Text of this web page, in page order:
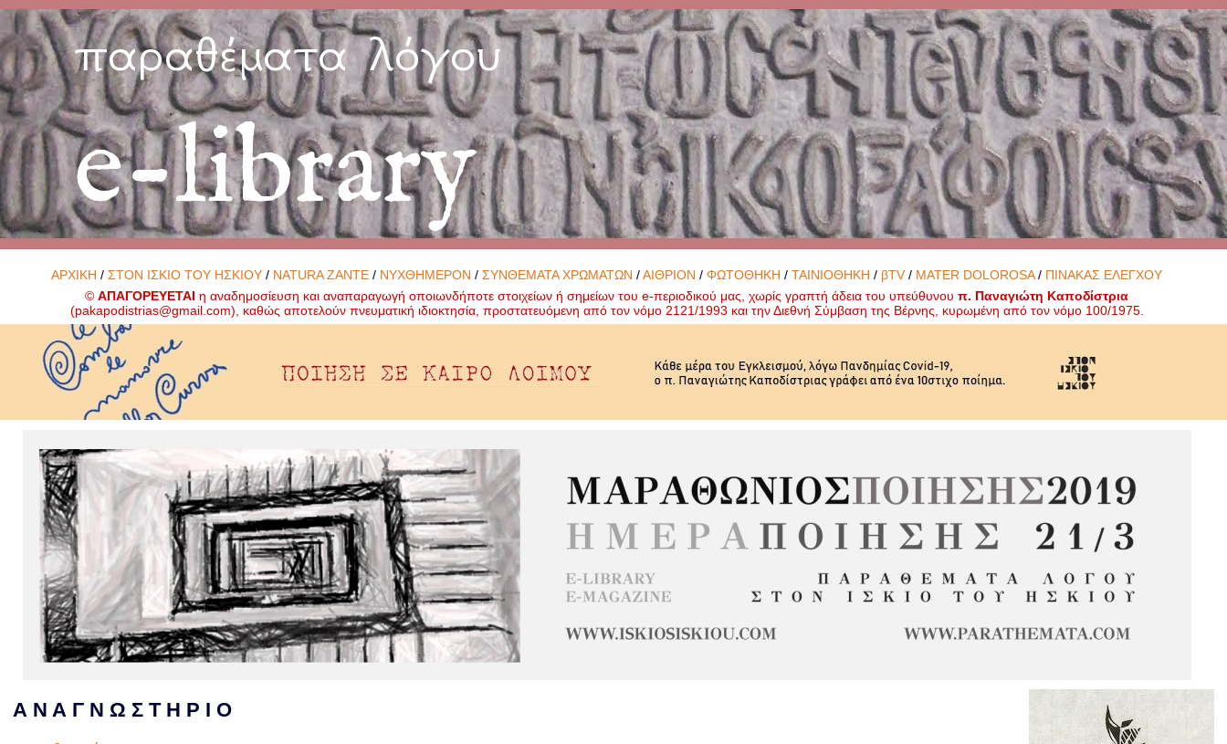
παραθέματα λόγου
e-library
ΑΡΧΙΚΗ /ΣΤΟΝ ΙΣΚΙΟ ΤΟΥ ΗΣΚΙΟΥ / NATURA ZANTE / ΝΥΧΘΗΜΕΡΟΝ /ΣΥΝΘΕΜΑΤΑ ΧΡΩΜΑΤΩΝ /ΑΙΘΡΙΟΝ /ΦΩΤΟΘΗΚΗ /ΤΑΙΝΙΟΘΗΚΗ / βTV / MATER DOLOROSA/ ΠΙΝΑΚΑΣ ΕΛΕΓΧΟΥ
©ΑΠΑΓΟΡΕΥΕΤΑΙ η αναδημοσίευση και αναπαραγωγή οποιωνδήποτε στοιχείων ή σημείων του e-περιοδικού μας, χωρίς γραπτή άδεια του υπεύθυνουπ. Παναγιώτη Καποδίστρια
(pakapodistrias@gmail.com), καθώς αποτελούν πνευματική ιδιοκτησία, προστατευόμενη από τον νόμο 2121/1993 και την Διεθνή Σύμβαση της Βέρνης, κυρωμένη από τον νόμο 100/1975.
Α Ν Α Γ Ν Ω Σ Τ Η Ρ Ι Ο